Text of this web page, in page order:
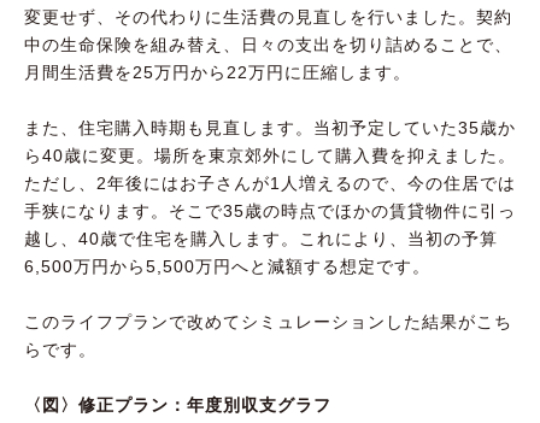
変更せず、その代わりに生活費の見直しを行いました。契約
中の生命保険を組み替え、日々の支出を切り詰めることで、
月間生活費を25万円から22万円に圧縮します。
また、住宅購入時期も見直します。当初予定していた35歳か
ら40歳に変更。場所を東京郊外にして購入費を抑えました。
ただし、2年後にはお子さんが1人増えるので、今の住居では
手狭になります。そこで35歳の時点でほかの賃貸物件に引っ
越し、40歳で住宅を購入します。これにより、当初の予算
6,500万円から5,500万円へと減額する想定です。
このライフプランで改めてシミュレーションした結果がこち
らです。
〈図〉修正プラン：年度別収支グラフ